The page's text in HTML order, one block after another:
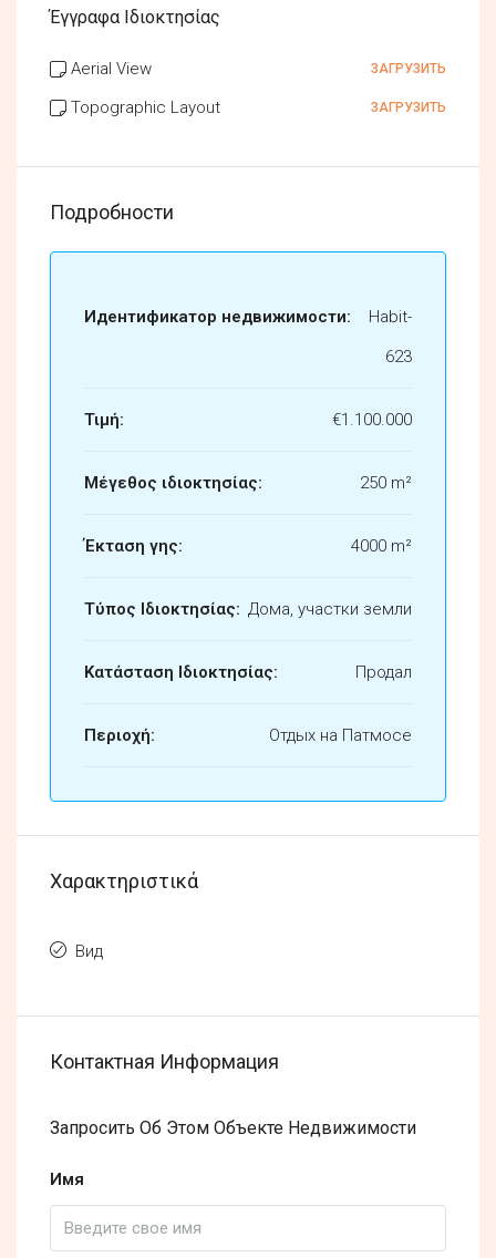
Έγγραφα Ιδιοκτησίας
Aerial View ЗАГРУЗИТЬ
Topographic Layout ЗАГРУЗИТЬ
Подробности
Идентификатор недвижимости:
Habit-
623
Τιμή: €1.100.000
Μέγεθος ιδιοκτησίας: 250 m²
Έκταση γης: 4000 m²
Τύπος Ιδιοκτησίας: Дома, участки земли
Κατάσταση Ιδιοκτησίας: Продал
Περιοχή: Отдых на Патмосе
Χαρακτηριστικά
Вид
Контактная Информация
Запросить Об Этом Объекте Недвижимости
Имя